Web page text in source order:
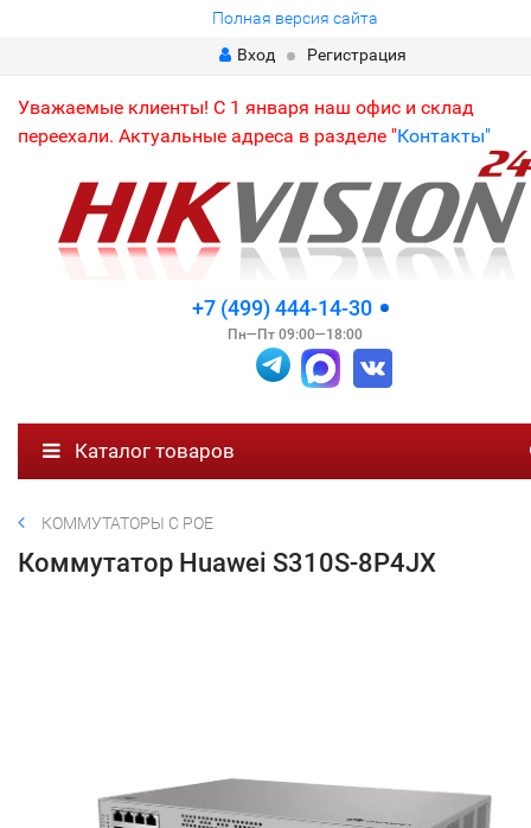
Полная версия сайта
Вход
Регистрация
Уважаемые клиенты! С 1 января наш офис и склад
переехали. Актуальные адреса в разделе "Контакты"
+7 (499) 444-14-30
Пн—Пт 09:00—18:00
Каталог товаров
КОММУТАТОРЫ С POE
Коммутатор Huawei S310S-8P4JX